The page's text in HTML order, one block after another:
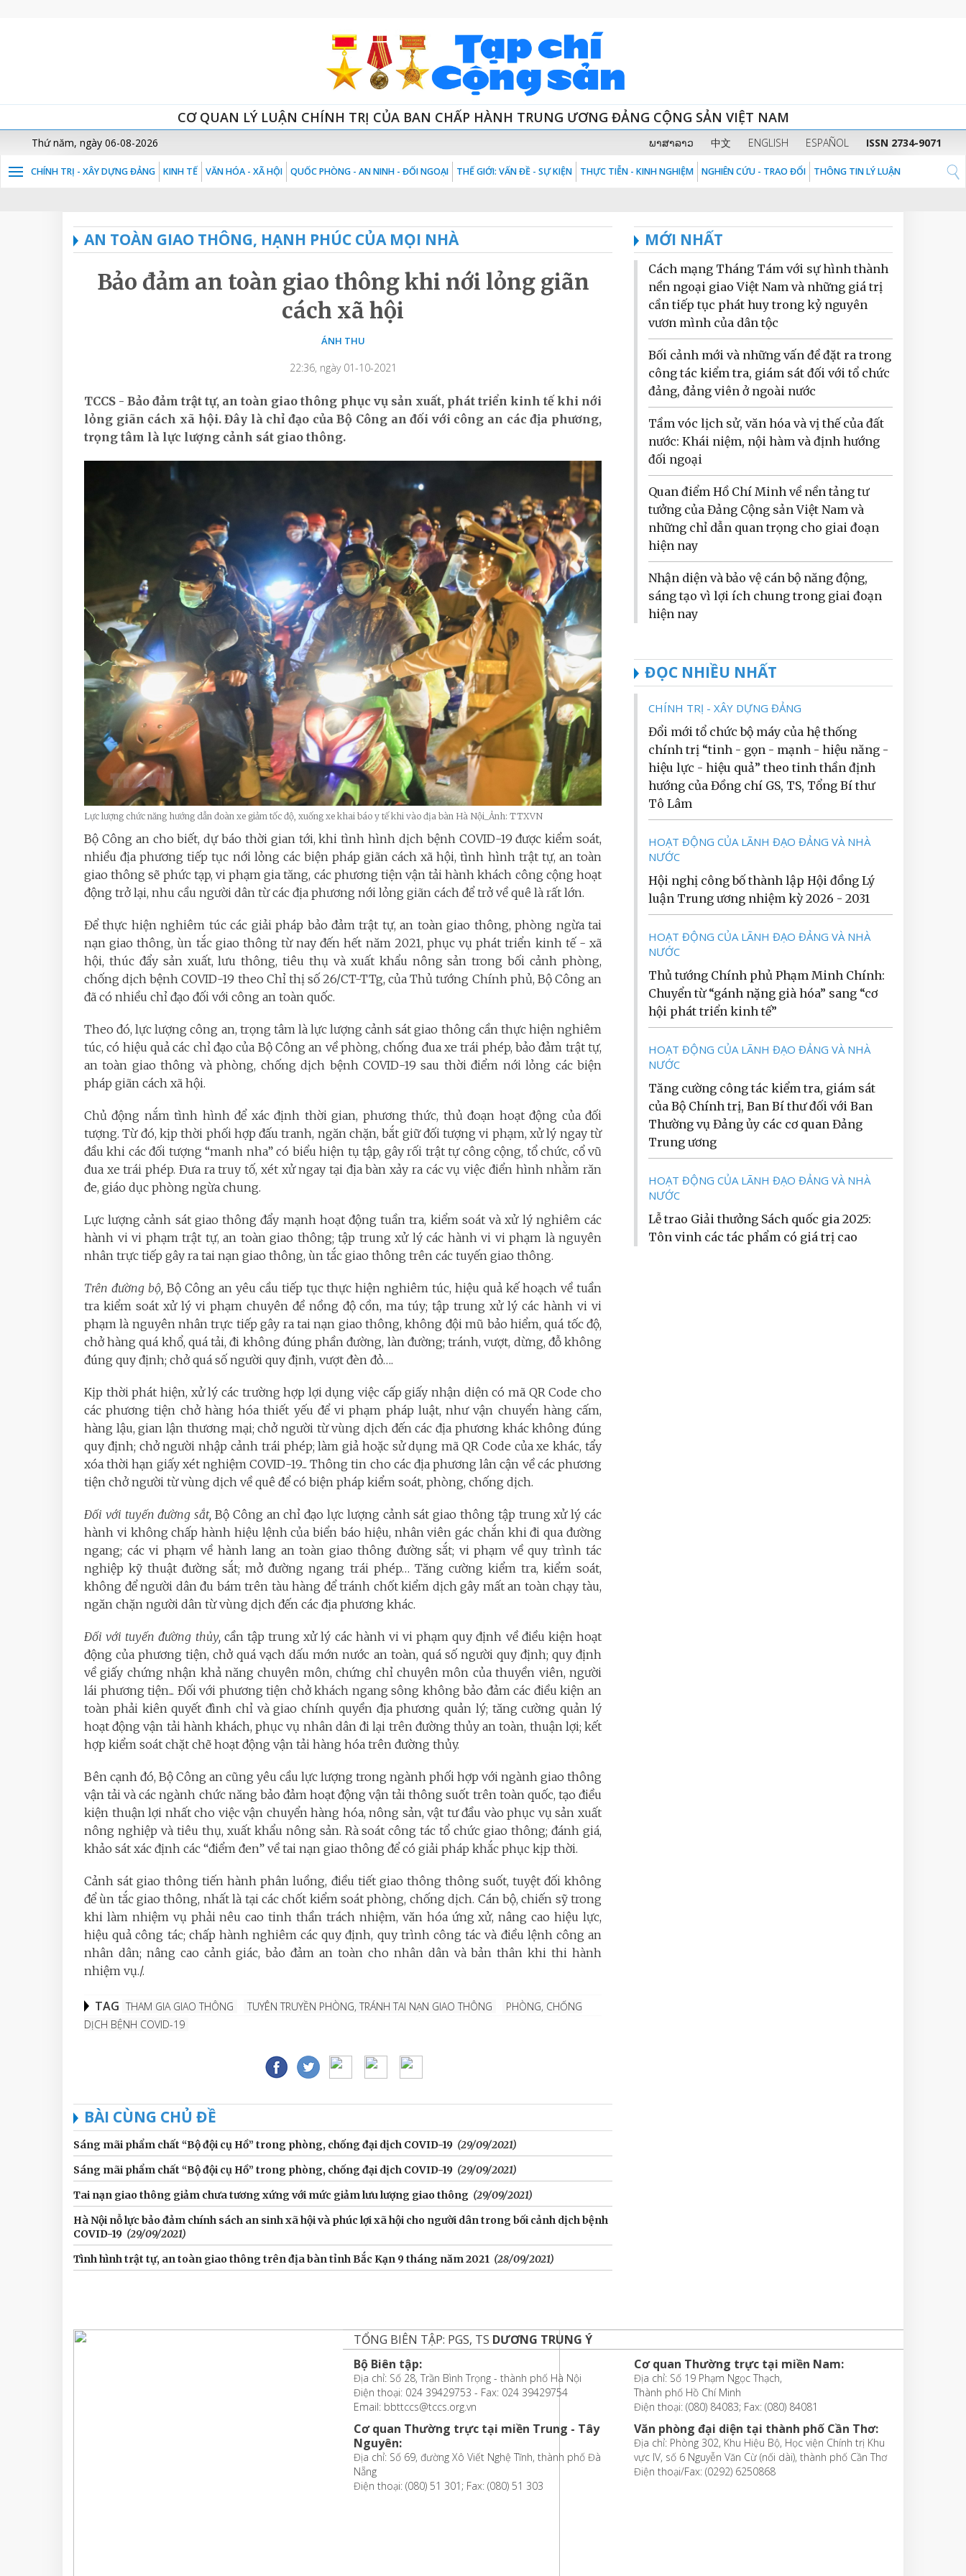
CƠ QUAN LÝ LUẬN CHÍNH TRỊ CỦA BAN CHẤP HÀNH TRUNG ƯƠNG ĐẢNG CỘNG SẢN VIỆT NAM
Thứ năm, ngày 06-08-2026 ພາສາລາວ 中文 ENGLISH ESPAÑOL ISSN 2734-9071
CHÍNH TRỊ - XÂY DỰNG ĐẢNG KINH TẾ VĂN HÓA - XÃ HỘI QUỐC PHÒNG - AN NINH - ĐỐI NGOẠI THẾ GIỚI: VẤN ĐỀ - SỰ KIỆN THỰC TIỄN - KINH NGHIỆM NGHIÊN CỨU - TRAO ĐỔI THÔNG TIN LÝ LUẬN
AN TOÀN GIAO THÔNG, HẠNH PHÚC CỦA MỌI NHÀ
Bảo đảm an toàn giao thông khi nới lỏng giãn
cách xã hội
ÁNH THU
22:36, ngày 01-10-2021
TCCS - Bảo đảm trật tự, an toàn giao thông phục vụ sản xuất, phát triển kinh tế khi nới
lỏng giãn cách xã hội. Đây là chỉ đạo của Bộ Công an đối với công an các địa phương,
trọng tâm là lực lượng cảnh sát giao thông.
Lực lượng chức năng hướng dẫn đoàn xe giảm tốc độ, xuống xe khai báo y tế khi vào địa bàn Hà Nội_Ảnh: TTXVN
Bộ Công an cho biết, dự báo thời gian tới, khi tình hình dịch bệnh COVID-19 được kiểm soát,
nhiều địa phương tiếp tục nới lỏng các biện pháp giãn cách xã hội, tình hình trật tự, an toàn
giao thông sẽ phức tạp, vi phạm gia tăng, các phương tiện vận tải hành khách công cộng hoạt
động trở lại, nhu cầu người dân từ các địa phương nới lỏng giãn cách để trở về quê là rất lớn.
Để thực hiện nghiêm túc các giải pháp bảo đảm trật tự, an toàn giao thông, phòng ngừa tai
nạn giao thông, ùn tắc giao thông từ nay đến hết năm 2021, phục vụ phát triển kinh tế - xã
hội, thúc đẩy sản xuất, lưu thông, tiêu thụ và xuất khẩu nông sản trong bối cảnh phòng,
chống dịch bệnh COVID-19 theo Chỉ thị số 26/CT-TTg, của Thủ tướng Chính phủ, Bộ Công an
đã có nhiều chỉ đạo đối với công an toàn quốc.
Theo đó, lực lượng công an, trọng tâm là lực lượng cảnh sát giao thông cần thực hiện nghiêm
túc, có hiệu quả các chỉ đạo của Bộ Công an về phòng, chống đua xe trái phép, bảo đảm trật tự,
an toàn giao thông và phòng, chống dịch bệnh COVID-19 sau thời điểm nới lỏng các biện
pháp giãn cách xã hội.
Chủ động nắm tình hình để xác định thời gian, phương thức, thủ đoạn hoạt động của đối
tượng. Từ đó, kịp thời phối hợp đấu tranh, ngăn chặn, bắt giữ đối tượng vi phạm, xử lý ngay từ
đầu khi các đối tượng “manh nha” có biểu hiện tụ tập, gây rối trật tự công cộng, tổ chức, cổ vũ
đua xe trái phép. Đưa ra truy tố, xét xử ngay tại địa bàn xảy ra các vụ việc điển hình nhằm răn
đe, giáo dục phòng ngừa chung.
Lực lượng cảnh sát giao thông đẩy mạnh hoạt động tuần tra, kiểm soát và xử lý nghiêm các
hành vi vi phạm trật tự, an toàn giao thông; tập trung xử lý các hành vi vi phạm là nguyên
nhân trực tiếp gây ra tai nạn giao thông, ùn tắc giao thông trên các tuyến giao thông.
Trên đường bộ, Bộ Công an yêu cầu tiếp tục thực hiện nghiêm túc, hiệu quả kế hoạch về tuần
tra kiểm soát xử lý vi phạm chuyên đề nồng độ cồn, ma túy; tập trung xử lý các hành vi vi
phạm là nguyên nhân trực tiếp gây ra tai nạn giao thông, không đội mũ bảo hiểm, quá tốc độ,
chở hàng quá khổ, quá tải, đi không đúng phần đường, làn đường; tránh, vượt, dừng, đỗ không
đúng quy định; chở quá số người quy định, vượt đèn đỏ….
Kịp thời phát hiện, xử lý các trường hợp lợi dụng việc cấp giấy nhận diện có mã QR Code cho
các phương tiện chở hàng hóa thiết yếu để vi phạm pháp luật, như vận chuyển hàng cấm,
hàng lậu, gian lận thương mại; chở người từ vùng dịch đến các địa phương khác không đúng
quy định; chở người nhập cảnh trái phép; làm giả hoặc sử dụng mã QR Code của xe khác, tẩy
xóa thời hạn giấy xét nghiệm COVID-19... Thông tin cho các địa phương lân cận về các phương
tiện chở người từ vùng dịch về quê để có biện pháp kiểm soát, phòng, chống dịch.
Đối với tuyến đường sắt, Bộ Công an chỉ đạo lực lượng cảnh sát giao thông tập trung xử lý các
hành vi không chấp hành hiệu lệnh của biển báo hiệu, nhân viên gác chắn khi đi qua đường
ngang; các vi phạm về hành lang an toàn giao thông đường sắt; vi phạm về quy trình tác
nghiệp kỹ thuật đường sắt; mở đường ngang trái phép… Tăng cường kiểm tra, kiểm soát,
không để người dân đu bám trên tàu hàng để tránh chốt kiểm dịch gây mất an toàn chạy tàu,
ngăn chặn người dân từ vùng dịch đến các địa phương khác.
Đối với tuyến đường thủy, cần tập trung xử lý các hành vi vi phạm quy định về điều kiện hoạt
động của phương tiện, chở quá vạch dấu mớn nước an toàn, quá số người quy định; quy định
về giấy chứng nhận khả năng chuyên môn, chứng chỉ chuyên môn của thuyền viên, người
lái phương tiện... Đối với phương tiện chở khách ngang sông không bảo đảm các điều kiện an
toàn phải kiên quyết đình chỉ và giao chính quyền địa phương quản lý; tăng cường quản lý
hoạt động vận tải hành khách, phục vụ nhân dân đi lại trên đường thủy an toàn, thuận lợi; kết
hợp kiểm soát chặt chẽ hoạt động vận tải hàng hóa trên đường thủy.
Bên cạnh đó, Bộ Công an cũng yêu cầu lực lượng trong ngành phối hợp với ngành giao thông
vận tải và các ngành chức năng bảo đảm hoạt động vận tải thông suốt trên toàn quốc, tạo điều
kiện thuận lợi nhất cho việc vận chuyển hàng hóa, nông sản, vật tư đầu vào phục vụ sản xuất
nông nghiệp và tiêu thụ, xuất khẩu nông sản. Rà soát công tác tổ chức giao thông; đánh giá,
khảo sát xác định các “điểm đen” về tai nạn giao thông để có giải pháp khắc phục kịp thời.
Cảnh sát giao thông tiến hành phân luồng, điều tiết giao thông thông suốt, tuyệt đối không
để ùn tắc giao thông, nhất là tại các chốt kiểm soát phòng, chống dịch. Cán bộ, chiến sỹ trong
khi làm nhiệm vụ phải nêu cao tinh thần trách nhiệm, văn hóa ứng xử, nâng cao hiệu lực,
hiệu quả công tác; chấp hành nghiêm các quy định, quy trình công tác và điều lệnh công an
nhân dân; nâng cao cảnh giác, bảo đảm an toàn cho nhân dân và bản thân khi thi hành
nhiệm vụ./.
TAG THAM GIA GIAO THÔNG TUYÊN TRUYỀN PHÒNG, TRÁNH TAI NẠN GIAO THÔNG
PHÒNG, CHỐNG
DỊCH BỆNH COVID-19
BÀI CÙNG CHỦ ĐỀ
Sáng mãi phẩm chất “Bộ đội cụ Hồ” trong phòng, chống đại dịch COVID-19 (29/09/2021)
Sáng mãi phẩm chất “Bộ đội cụ Hồ” trong phòng, chống đại dịch COVID-19 (29/09/2021)
Tai nạn giao thông giảm chưa tương xứng với mức giảm lưu lượng giao thông (29/09/2021)
Hà Nội nỗ lực bảo đảm chính sách an sinh xã hội và phúc lợi xã hội cho người dân trong bối cảnh dịch bệnh
COVID-19 (29/09/2021)
Tình hình trật tự, an toàn giao thông trên địa bàn tỉnh Bắc Kạn 9 tháng năm 2021 (28/09/2021)
MỚI NHẤT
Cách mạng Tháng Tám với sự hình thành
nền ngoại giao Việt Nam và những giá trị
cần tiếp tục phát huy trong kỷ nguyên
vươn mình của dân tộc
Bối cảnh mới và những vấn đề đặt ra trong
công tác kiểm tra, giám sát đối với tổ chức
đảng, đảng viên ở ngoài nước
Tầm vóc lịch sử, văn hóa và vị thế của đất
nước: Khái niệm, nội hàm và định hướng
đối ngoại
Quan điểm Hồ Chí Minh về nền tảng tư
tưởng của Đảng Cộng sản Việt Nam và
những chỉ dẫn quan trọng cho giai đoạn
hiện nay
Nhận diện và bảo vệ cán bộ năng động,
sáng tạo vì lợi ích chung trong giai đoạn
hiện nay
ĐỌC NHIỀU NHẤT
CHÍNH TRỊ - XÂY DỰNG ĐẢNG
Đổi mới tổ chức bộ máy của hệ thống
chính trị “tinh - gọn - mạnh - hiệu năng -
hiệu lực - hiệu quả” theo tinh thần định
hướng của Đồng chí GS, TS, Tổng Bí thư
Tô Lâm
HOẠT ĐỘNG CỦA LÃNH ĐẠO ĐẢNG VÀ NHÀ
NƯỚC
Hội nghị công bố thành lập Hội đồng Lý
luận Trung ương nhiệm kỳ 2026 - 2031
HOẠT ĐỘNG CỦA LÃNH ĐẠO ĐẢNG VÀ NHÀ
NƯỚC
Thủ tướng Chính phủ Phạm Minh Chính:
Chuyển từ “gánh nặng già hóa” sang “cơ
hội phát triển kinh tế”
HOẠT ĐỘNG CỦA LÃNH ĐẠO ĐẢNG VÀ NHÀ
NƯỚC
Tăng cường công tác kiểm tra, giám sát
của Bộ Chính trị, Ban Bí thư đối với Ban
Thường vụ Đảng ủy các cơ quan Đảng
Trung ương
HOẠT ĐỘNG CỦA LÃNH ĐẠO ĐẢNG VÀ NHÀ
NƯỚC
Lễ trao Giải thưởng Sách quốc gia 2025:
Tôn vinh các tác phẩm có giá trị cao
TỔNG BIÊN TẬP: PGS, TS DƯƠNG TRUNG Ý
Bộ Biên tập:
Địa chỉ: Số 28, Trần Bình Trọng - thành phố Hà Nội
Điện thoại: 024 39429753 - Fax: 024 39429754
Email: bbttccs@tccs.org.vn
Cơ quan Thường trực tại miền Trung - Tây
Nguyên:
Địa chỉ: Số 69, đường Xô Viết Nghệ Tĩnh, thành phố Đà
Nẵng
Điện thoại: (080) 51 301; Fax: (080) 51 303
Cơ quan Thường trực tại miền Nam:
Địa chỉ: Số 19 Phạm Ngọc Thạch,
Thành phố Hồ Chí Minh
Điện thoại: (080) 84083; Fax: (080) 84081
Văn phòng đại diện tại thành phố Cần Thơ:
Địa chỉ: Phòng 302, Khu Hiệu Bộ, Học viện Chính trị Khu
vực IV, số 6 Nguyễn Văn Cừ (nối dài), thành phố Cần Thơ
Điện thoại/Fax: (0292) 6250868